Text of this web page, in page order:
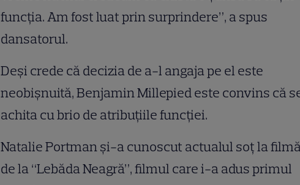
funcţia. Am fost luat prin surprindere”, a spus
dansatorul.
Deşi crede că decizia de a-l angaja pe el este
neobişnuită, Benjamin Millepied este convins că
achita cu brio de atribuţiile funcţiei.
Natalie Portman şi-a cunoscut actualul soţ la
de la “Lebăda Neagră”, filmul care i-a adus primul